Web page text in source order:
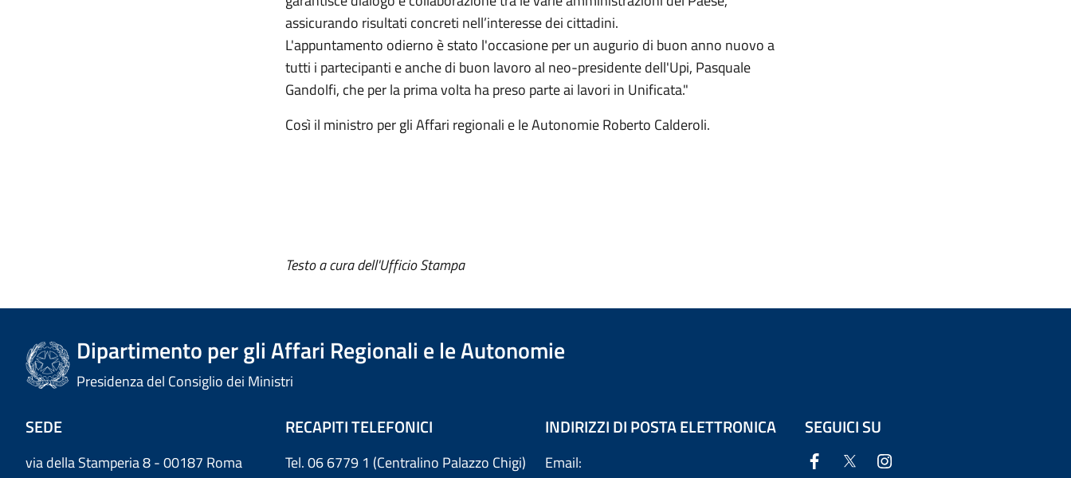
assicurando risultati concreti nell’interesse dei cittadini.
L'appuntamento odierno è stato l'occasione per un augurio di buon anno nuovo a
tutti i partecipanti e anche di buon lavoro al neo-presidente dell'Upi, Pasquale
Gandolfi, che per la prima volta ha preso parte ai lavori in Unificata."
Così il ministro per gli Affari regionali e le Autonomie Roberto Calderoli.
Testo a cura dell'Ufficio Stampa
Dipartimento per gli Affari Regionali e le Autonomie
Presidenza del Consiglio dei Ministri
SEDE
via della Stamperia 8 - 00187 Roma
RECAPITI TELEFONICI
Tel. 06 6779 1 (Centralino Palazzo Chigi)
INDIRIZZI DI POSTA ELETTRONICA
Email:
SEGUICI SU